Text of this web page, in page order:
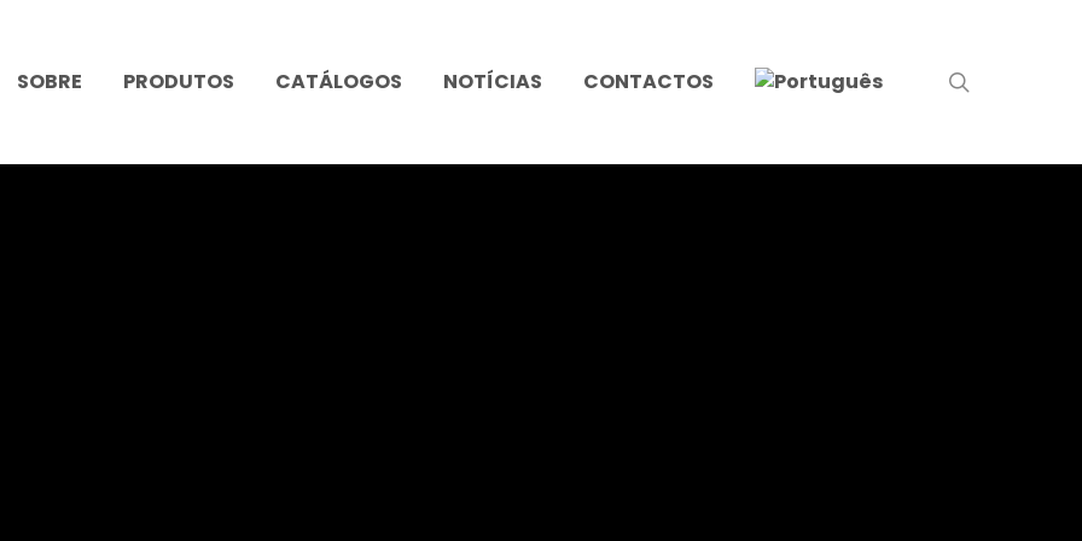
SOBRE PRODUTOS CATÁLOGOS NOTÍCIAS CONTACTOS